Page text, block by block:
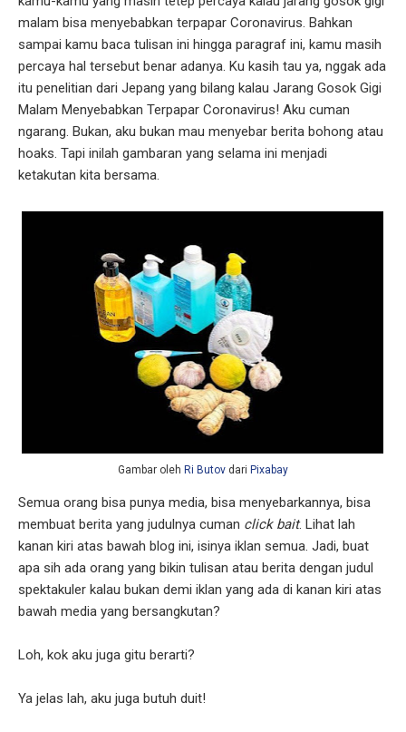
malam bisa menyebabkan terpapar Coronavirus. Bahkan
sampai kamu baca tulisan ini hingga paragraf ini, kamu masih
percaya hal tersebut benar adanya. Ku kasih tau ya, nggak ada
itu penelitian dari Jepang yang bilang kalau Jarang Gosok Gigi
Malam Menyebabkan Terpapar Coronavirus! Aku cuman
ngarang. Bukan, aku bukan mau menyebar berita bohong atau
hoaks. Tapi inilah gambaran yang selama ini menjadi
ketakutan kita bersama.
Gambar oleh Ri Butovdari Pixabay
Semua orang bisa punya media, bisa menyebarkannya, bisa
membuat berita yang judulnya cuman click bait. Lihat lah
kanan kiri atas bawah blog ini, isinya iklan semua. Jadi, buat
apa sih ada orang yang bikin tulisan atau berita dengan judul
spektakuler kalau bukan demi iklan yang ada di kanan kiri atas
bawah media yang bersangkutan?
Loh, kok aku juga gitu berarti?
Ya jelas lah, aku juga butuh duit!